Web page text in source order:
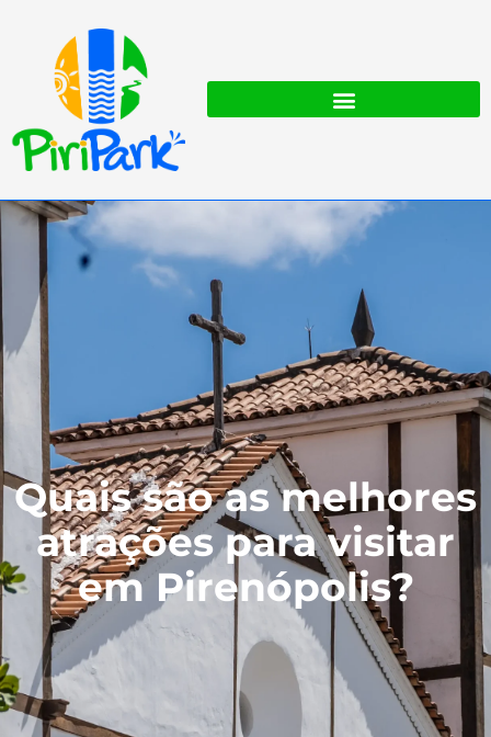
Quais são as melhores
atrações para visitar
em Pirenópolis?